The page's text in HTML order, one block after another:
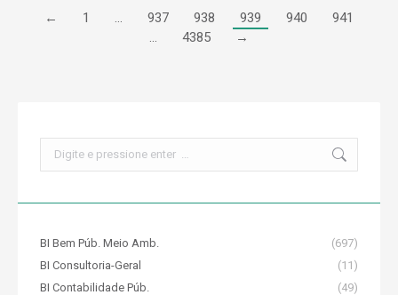
← 1 … 937 938 939 940
941
…
4385 →
BI Bem Púb. Meio Amb.
(697)
BI Consultoria-Geral
(11)
BI Contabilidade Púb.
(49)